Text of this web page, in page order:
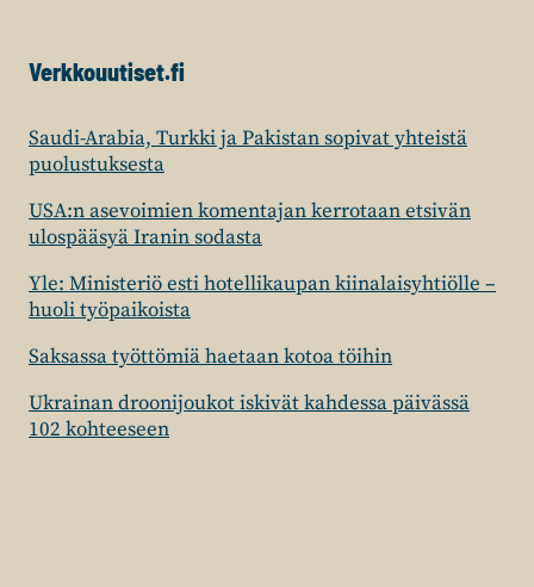
Verkkouutiset.fi
Saudi-Arabia, Turkki ja Pakistan sopivat yhteistä
puolustuksesta
USA:n asevoimien komentajan kerrotaan etsivän
ulospääsyä Iranin sodasta
Yle: Ministeriö esti hotellikaupan kiinalaisyhtiölle –
huoli työpaikoista
Saksassa työttömiä haetaan kotoa töihin
Ukrainan droonijoukot iskivät kahdessa päivässä
102 kohteeseen